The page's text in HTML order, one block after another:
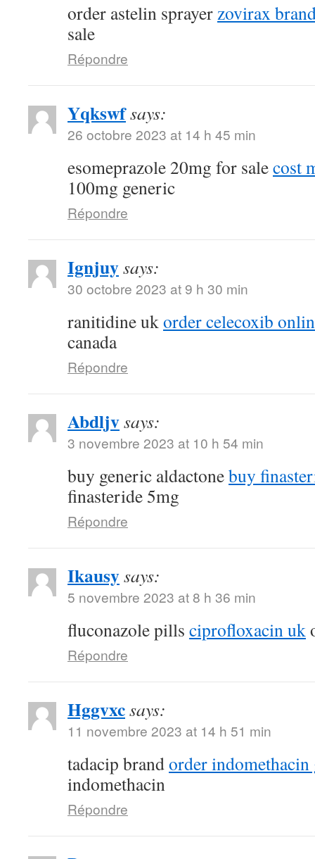
order astelin sprayerzovirax
sale
Répondre
Yqkswfsays:
26 octobre 2023 at 14 h 45 min
esomeprazole 20mg for salecost
100mg generic
Répondre
Ignjuysays:
30 octobre 2023 at 9 h 30 min
ranitidine ukorder celecoxib
canada
Répondre
Abdljvsays:
3 novembre 2023 at 10 h 54 min
buy generic aldactonebuy
finasteride 5mg
Répondre
Ikausysays:
5 novembre 2023 at 8 h 36 min
fluconazole pills ciprofloxacin uk
Répondre
Hggvxcsays:
11 novembre 2023 at 14 h 51 min
tadacip brandorder indomethacin
indomethacin
Répondre